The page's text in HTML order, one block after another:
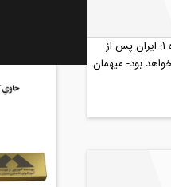
فیلم وبینار شماره ۱: ایران پس از
بود- میهمان